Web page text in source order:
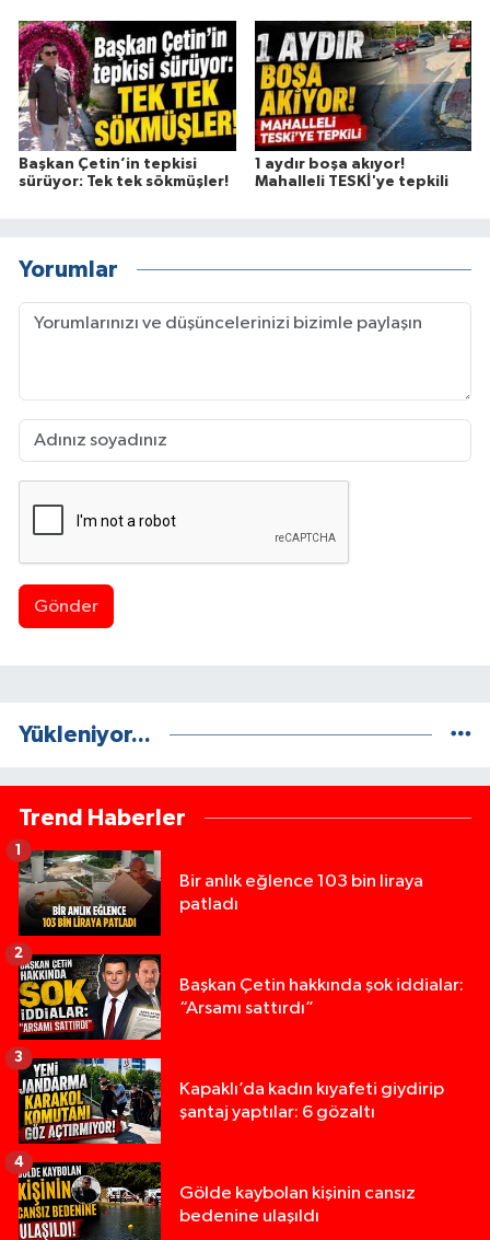
Başkan Çetin’in tepkisi
sürüyor: Tek tek sökmüşler!
1 aydır boşa akıyor!
Mahalleli TESKİ'ye tepkili
Yorumlar
Gönder
Yükleniyor...
Trend Haberler
Bir anlık eğlence 103 bin liraya
patladı
1
Başkan Çetin hakkında şok iddialar:
“Arsamı sattırdı”
2
Kapaklı’da kadın kıyafeti giydirip
şantaj yaptılar: 6 gözaltı
3
Gölde kaybolan kişinin cansız
bedenine ulaşıldı
4